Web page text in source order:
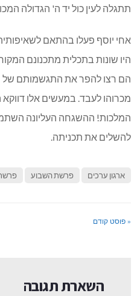
תתגלה לעין כול יד ה' הגדולה
אחי יוסף פעלו בהתאם
היו שונות בתכלית מתכנונם
הם רצו להפר את התגשמותם של
מכרוהו לעבד. במעשים אלו
המלכות! ההשגחה העליונה
להשלים את תכניתה.
ארגון ערכים פרשת השבוע
« פוסט קודם
השארת תגובה